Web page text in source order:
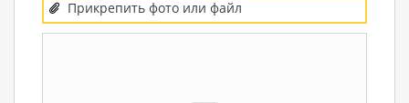
Прикрепить фото или файл